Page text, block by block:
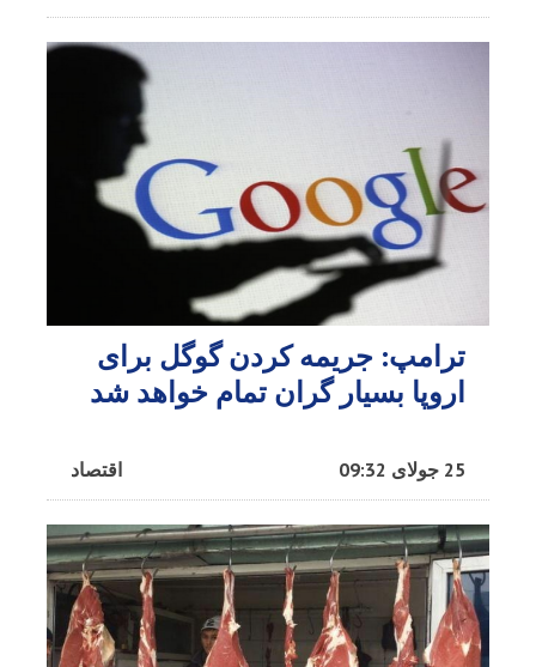
ترامپ: جریمه کردن گوگل برای
اروپا بسیار گران تمام خواهد شد
اقتصاد 25 جولای 09:32